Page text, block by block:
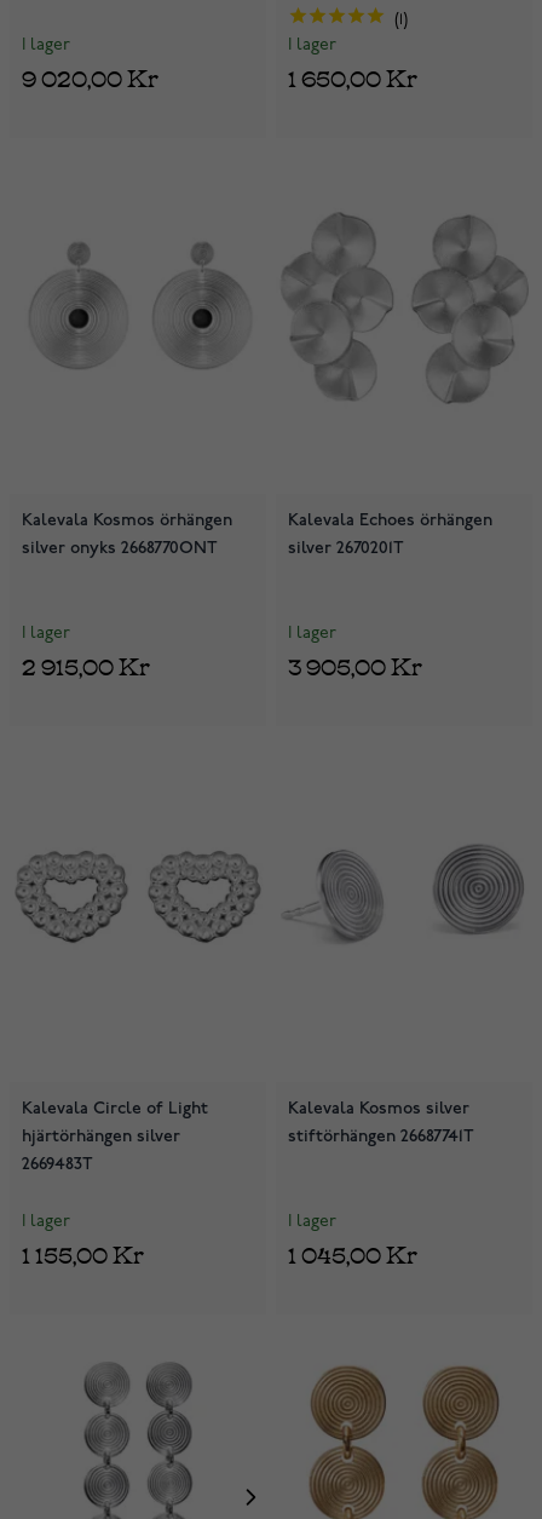
I lager
9 020,00 Kr
I lager
1 650,00 Kr
Kalevala Kosmos örhängen
silver onyks 2668770ONT
I lager
2 915,00 Kr
Kalevala Echoes örhängen
silver 2670201T
I lager
3 905,00 Kr
Kalevala Circle of Light
hjärtörhängen silver
2669483T
I lager
1 155,00 Kr
Kalevala Kosmos silver
stiftörhängen 26687741T
I lager
1 045,00 Kr